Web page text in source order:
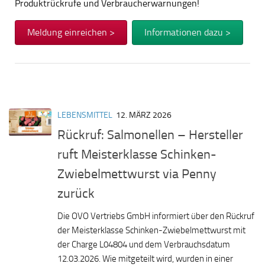
Produktrückrufe und Verbraucherwarnungen!
Meldung einreichen > Informationen dazu >
LEBENSMITTEL 12. MÄRZ 2026
Rückruf: Salmonellen – Hersteller
ruft Meisterklasse Schinken-
Zwiebelmettwurst via Penny
zurück
Die OVO Vertriebs GmbH informiert über den Rückruf
der Meisterklasse Schinken-Zwiebelmettwurst mit
der Charge L04804 und dem Verbrauchsdatum
12.03.2026. Wie mitgeteilt wird, wurden in einer